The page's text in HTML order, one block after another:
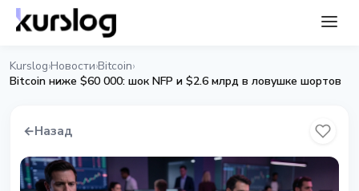
Kurslog›Новости›Bitcoin›
Bitcoin ниже $60 000: шок NFP и $2.6 млрд в ловушке шортов
←Назад